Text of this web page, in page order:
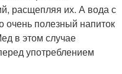
расщепляя их. А вода с
очень полезный напиток
в этом случае
употреблением